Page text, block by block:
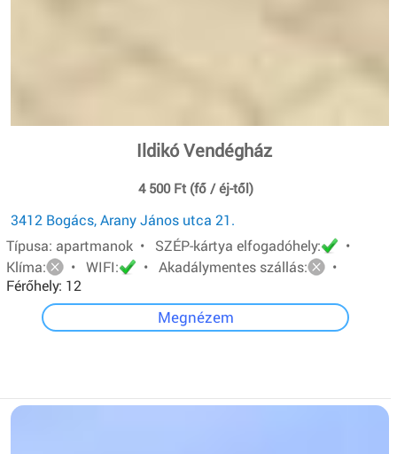
Ildikó Vendégház
4 500 Ft (fő / éj-től)
3412 Bogács, Arany János utca 21.
Típusa: apartmanok • SZÉP-kártya elfogadóhely:
•
Klíma:
• WIFI: • Akadálymentes szállás:
•
Férőhely: 12
Megnézem